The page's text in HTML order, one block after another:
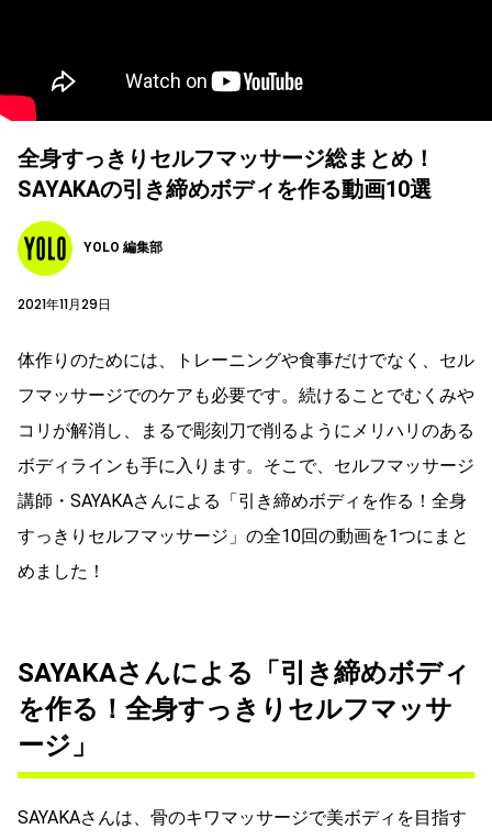
全身すっきりセルフマッサージ総まとめ！
SAYAKAの引き締めボディを作る動画10選
YOLO 編集部
2021年11月29日
体作りのためには、トレーニングや食事だけでなく、セル
フマッサージでのケアも必要です。続けることでむくみや
コリが解消し、まるで彫刻刀で削るようにメリハリのある
ボディラインも手に入ります。そこで、セルフマッサージ
講師・SAYAKAさんによる「引き締めボディを作る！全身
すっきりセルフマッサージ」の全10回の動画を1つにまと
めました！
SAYAKAさんによる「引き締めボディ
を作る！全身すっきりセルフマッサ
ージ」
SAYAKAさんは、骨のキワマッサージで美ボディを目指す